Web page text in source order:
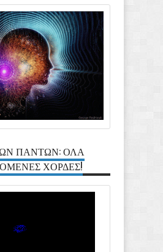
ΠΑΝΤΩΝ: ΟΛΑ
ΧΟΡΔΕΣ!